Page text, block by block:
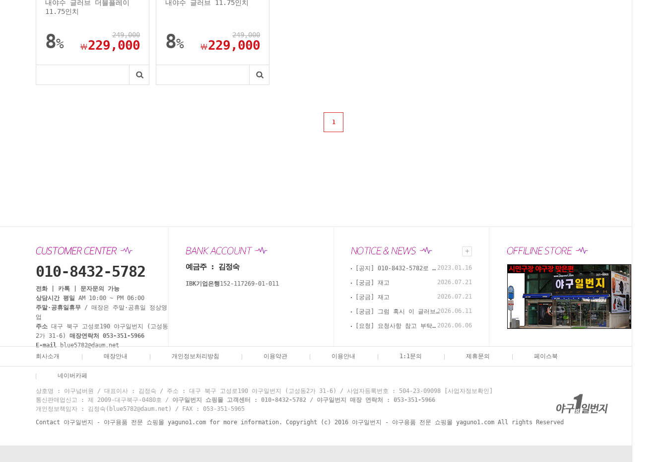
내야수 글러브 더블플레이
11.75인치
8%
249,000
￦229,000
내야수 글러브 11.75인치
8%
249,000
￦229,000
1
010-8432-5782
전화 | 카톡 | 문자문의 가능
상담시간 평일
AM 10:00 ~ PM 06:00
주말·공휴일휴무 / 매장은 주말·공휴일 정상영
업
주소 대구 북구 고성로190 야구일번지 (고성동
2가 31-6) 매장연락처 053-351-5966
E-mailblue5782@daum.net
예금주 : 김정숙
IBK기업은행152-117269-01-011
[공지] 010-8432-5782로 카톡, 문자, 전화로 문의 부탁드립니다. 2023.01.16
[궁금] 재고 2026.07.21
[궁금] 재고 2026.07.21
[궁금] 그럼 혹시 이 글러브 경식으로 써도 괜찮을까요?2026.06.11
[요청] 요청사항 참고 부탁드립니다 2026.06.06
회사소개 매장안내 개인정보처리방침 이용약관 이용안내 1:1문의 제휴문의 페이스북
네이버카페
상호명 : 야구넘버원 / 대표이사 : 김정숙 / 주소 : 대구 북구 고성로190 야구일번지 (고성동2가 31-6) / 사업자등록번호 : 504-23-09098
[사업자정보확인]
통신판매업신고 : 제 2009-대구북구-0480호 / 야구일번지 쇼핑몰 고객센터 : 010-8432-5782 / 야구일번지 매장 연락처 : 053-351-5966
개인정보책임자 : 김정숙(blue5782@daum.net) / FAX : 053-351-5965
Contact 야구일번지 - 야구용품 전문 쇼핑몰 yaguno1.com for more information. Copyright (c) 2016 야구일번지 - 야구용품 전문 쇼핑몰 yaguno1.com All rights Reserved